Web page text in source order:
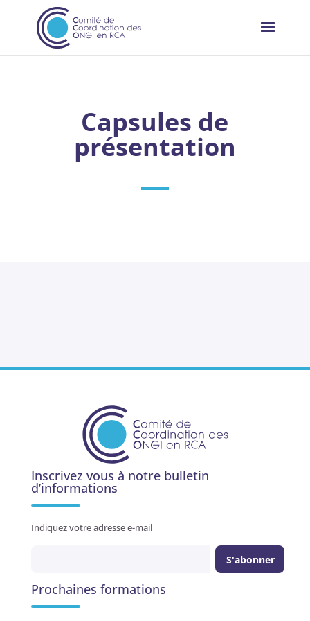
Capsules de
présentation
Inscrivez vous à notre bulletin
d’informations
Indiquez votre adresse e-mail
Prochaines formations